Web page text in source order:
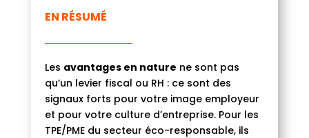
EN RÉSUMÉ
Les avantages en nature ne sont pas
qu’un levier fiscal ou RH : ce sont des
signaux forts pour votre image employeur
et pour votre culture d’entreprise. Pour les
TPE/PME du secteur éco-responsable, ils